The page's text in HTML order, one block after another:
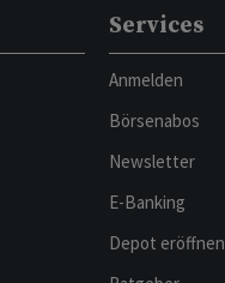
Services
Anmelden
Börsenabos
Newsletter
E-Banking
Depot eröffnen